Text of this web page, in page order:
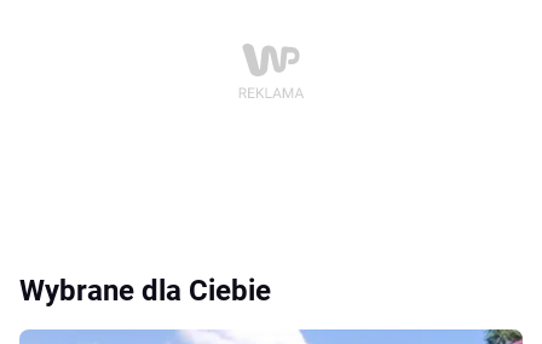
Wybrane dla Ciebie